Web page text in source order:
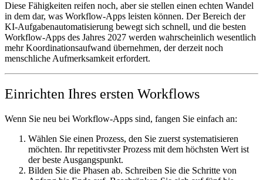
Diese Fähigkeiten reifen noch, aber sie stellen einen echten Wandel
in dem dar, was Workflow-Apps leisten können. Der Bereich der
KI-Aufgabenautomatisierung bewegt sich schnell, und die besten
Workflow-Apps des Jahres 2027 werden wahrscheinlich wesentlich
mehr Koordinationsaufwand übernehmen, der derzeit noch
menschliche Aufmerksamkeit erfordert.
Einrichten Ihres ersten Workflows
Wenn Sie neu bei Workflow-Apps sind, fangen Sie einfach an:
Wählen Sie einen Prozess, den Sie zuerst systematisieren
möchten. Ihr repetitivster Prozess mit dem höchsten Wert ist
der beste Ausgangspunkt.
Bilden Sie die Phasen ab. Schreiben Sie die Schritte von